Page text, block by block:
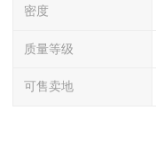
密度
质量等级
可售卖地